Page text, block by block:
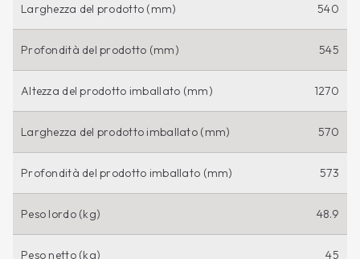
Larghezza del prodotto (mm) 540
Profondità del prodotto (mm) 545
Altezza del prodotto imballato (mm) 1270
Larghezza del prodotto imballato (mm) 570
Profondità del prodotto imballato (mm) 573
Peso lordo (kg) 48.9
Peso netto (kg) 45